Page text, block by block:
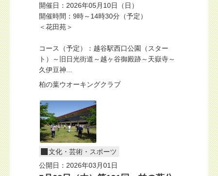
開催日：2026年05月10日（日）
開催時間：9時～14時30分（予定）
＜花田苑＞
コース（予定）：越谷駅西口公園（スター
ト）～旧日光街道～越ヶ谷御殿跡～天嶽寺～
久伊豆神...
柏の葉ウオーキングクラブ
文化・芸術・スポーツ
公開日：2026年03月01日